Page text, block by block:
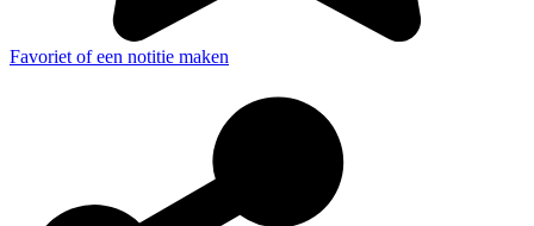
Favoriet of een notitie maken